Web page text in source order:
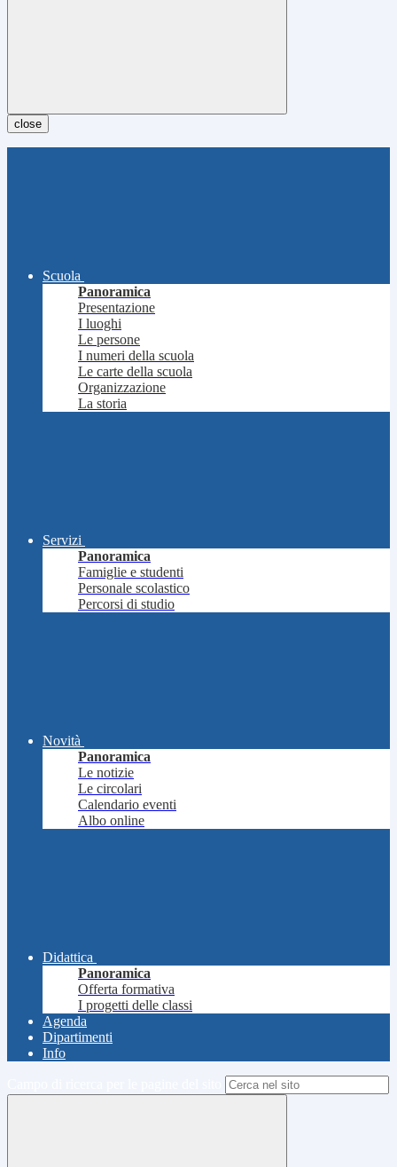
close
Scuola
Panoramica
Presentazione
I luoghi
Le persone
I numeri della scuola
Le carte della scuola
Organizzazione
La storia
Servizi
Panoramica
Famiglie e studenti
Personale scolastico
Percorsi di studio
Novità
Panoramica
Le notizie
Le circolari
Calendario eventi
Albo online
Didattica
Panoramica
Offerta formativa
I progetti delle classi
Agenda
Dipartimenti
Info